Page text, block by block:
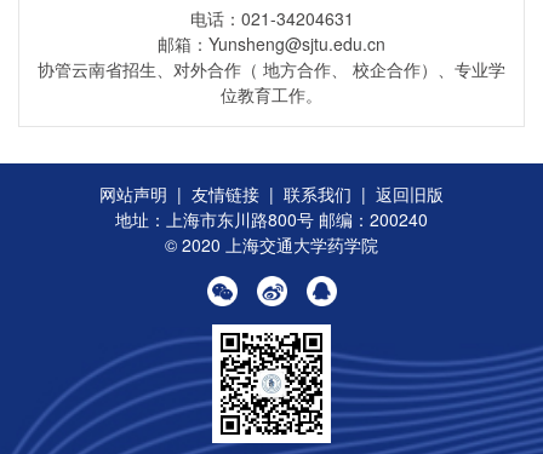
电话：021-34204631
邮箱：Yunsheng@sjtu.edu.cn
协管云南省招生、对外合作（ 地方合作、 校企合作）、专业学
位教育工作。
网站声明 | 友情链接 | 联系我们 | 返回旧版
地址：上海市东川路800号 邮编：200240
© 2020 上海交通大学药学院